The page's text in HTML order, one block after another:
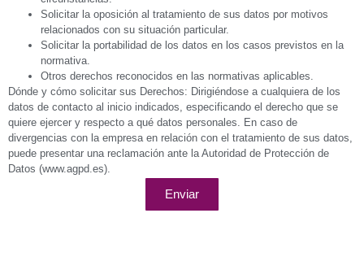
Solicitar la oposición al tratamiento de sus datos por motivos
relacionados con su situación particular.
Solicitar la portabilidad de los datos en los casos previstos en la
normativa.
Otros derechos reconocidos en las normativas aplicables.
Dónde y cómo solicitar sus Derechos: Dirigiéndose a cualquiera de los
datos de contacto al inicio indicados, especificando el derecho que se
quiere ejercer y respecto a qué datos personales. En caso de
divergencias con la empresa en relación con el tratamiento de sus datos,
puede presentar una reclamación ante la Autoridad de Protección de
Datos (www.agpd.es).
Enviar